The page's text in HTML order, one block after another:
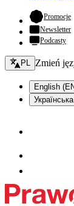
Promocje-
Newsletter
Podcasty
Zmień język -
PL Zmień
English